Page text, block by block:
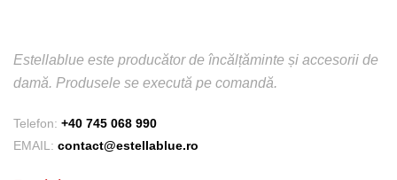
Estellablue este producător de încălțăminte și accesorii de
damă. Produsele se execută pe comandă.
Telefon: +40 745 068 990
EMAIL: contact@estellablue.ro